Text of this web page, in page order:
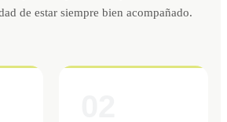
de estar siempre bien acompañado.